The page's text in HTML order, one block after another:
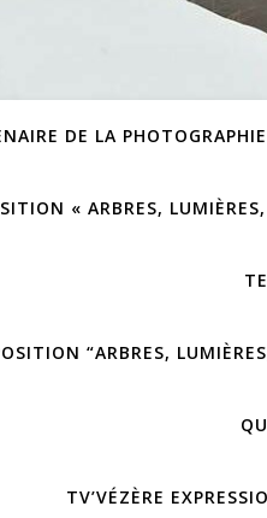
DE LA
« ARBRES,
“ARBRES,
TV’VÉZÈRE